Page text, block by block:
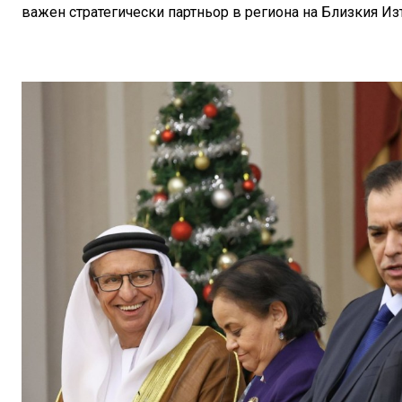
важен стратегически партньор в региона на Близкия